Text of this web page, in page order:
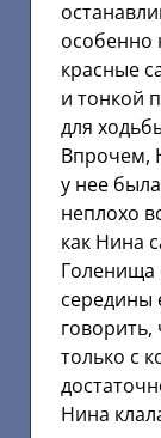
особенно
красные
и тонкой
для
Впрочем,
у нее
неплохо
как Нина
Голенища
середины
говорить,
только с
Нина